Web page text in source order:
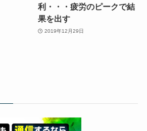
利・・・疲労のピークで結
果を出す
2019年12月29日